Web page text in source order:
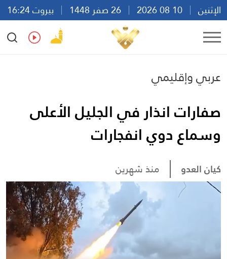
الإثنين
بيروت 16:24
Ar
En Fr Es
عربي وإقليمي
صفارات انذار في الجليل الأعلى
وسماع دوي انفجارات
كيان العدو منذ شهرين